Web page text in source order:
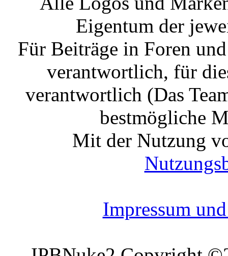
Eigentum der
Für Beiträge in Foren
verantwortlich, für
verantwortlich (Das
bestmögliche
Mit der Nutzung
Impressum